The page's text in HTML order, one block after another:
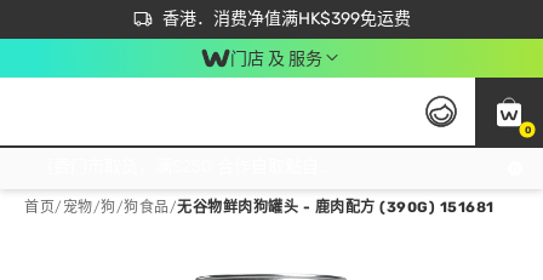
香港．消费净值满HK$399免运费
立即成为易赏钱会员尽享独家优惠
首次APP下单买满$450 输入 NEWAPP 即减$50
门店 及 服务
0
首页/ 宠物/狗/狗食品/无谷物鲜肉狗罐头 - 鹿肉配方 (390G) 151681